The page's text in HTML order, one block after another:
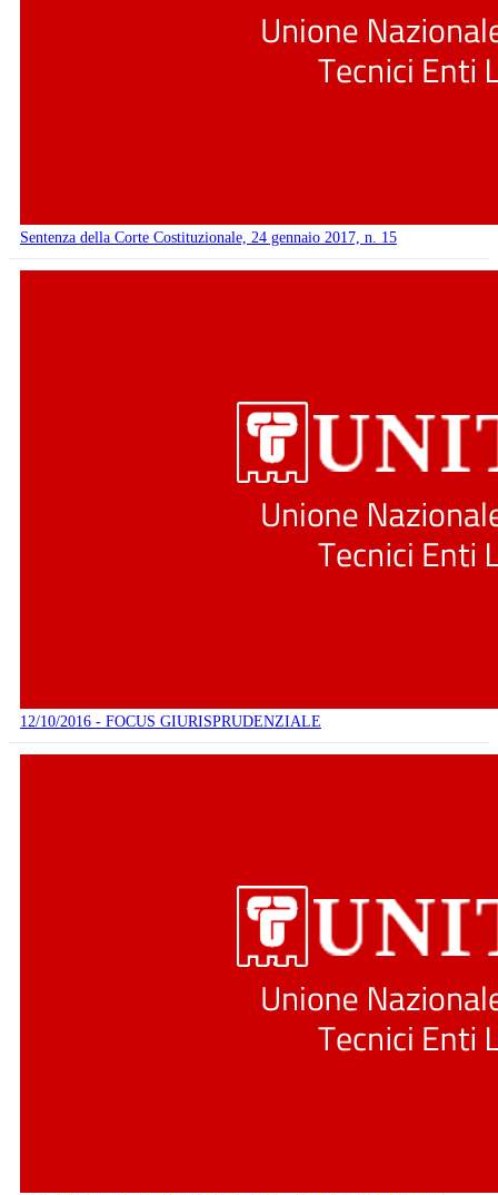
Sentenza della Corte Costituzionale, 24 gennaio 2017, n. 15
12/10/2016 - FOCUS GIURISPRUDENZIALE